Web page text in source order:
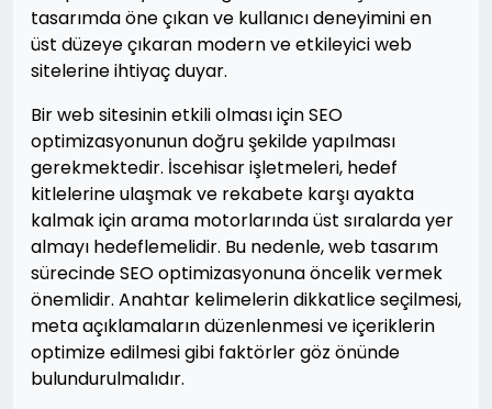
tasarımda öne çıkan ve kullanıcı deneyimini en
üst düzeye çıkaran modern ve etkileyici web
sitelerine ihtiyaç duyar.
Bir web sitesinin etkili olması için SEO
optimizasyonunun doğru şekilde yapılması
gerekmektedir. İscehisar işletmeleri, hedef
kitlelerine ulaşmak ve rekabete karşı ayakta
kalmak için arama motorlarında üst sıralarda yer
almayı hedeflemelidir. Bu nedenle, web tasarım
sürecinde SEO optimizasyonuna öncelik vermek
önemlidir. Anahtar kelimelerin dikkatlice seçilmesi,
meta açıklamaların düzenlenmesi ve içeriklerin
optimize edilmesi gibi faktörler göz önünde
bulundurulmalıdır.